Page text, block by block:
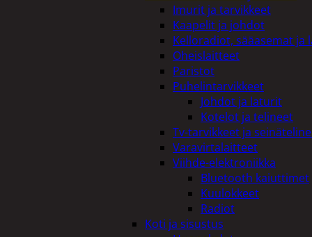
Imurit ja tarvikkeet
Kaapelit ja johdot
Kelloradiot, sääasemat
Oheislaitteet
Paristot
Puhelintarvikkeet
Johdot ja laturit
Kotelot ja telineet
Tv-tarvikkeet ja
Varavirtalaitteet
Viihde-elektroniikka
Bluetooth kaiuttimet
Kuulokkeet
Radiot
Koti ja sisustus